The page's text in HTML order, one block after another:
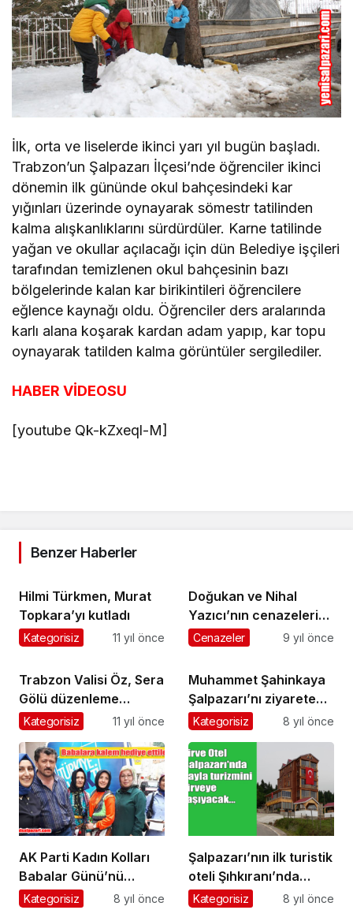
İlk, orta ve liselerde ikinci yarı yıl bugün başladı.
Trabzon’un Şalpazarı İlçesi’nde öğrenciler ikinci
dönemin ilk gününde okul bahçesindeki kar
yığınları üzerinde oynayarak sömestr tatilinden
kalma alışkanlıklarını sürdürdüler. Karne tatilinde
yağan ve okullar açılacağı için dün Belediye işçileri
tarafından temizlenen okul bahçesinin bazı
bölgelerinde kalan kar birikintileri öğrencilere
eğlence kaynağı oldu. Öğrenciler ders aralarında
karlı alana koşarak kardan adam yapıp, kar topu
oynayarak tatilden kalma görüntüler sergilediler.
HABER VİDEOSU
[youtube Qk-kZxeql-M]
Benzer Haberler
Hilmi Türkmen, Murat
Topkara’yı kutladı
Kategorisiz 11 yıl önce
Doğukan ve Nihal
Yazıcı’nın cenazeleri
Denizli’de toprağa
Cenazeler 9 yıl önce
Trabzon Valisi Öz, Sera
Gölü düzenleme
çalışmalarını inceledi
Kategorisiz 11 yıl önce
Muhammet Şahinkaya
Şalpazarı’nı ziyarete
geldi
Kategorisiz 8 yıl önce
AK Parti Kadın Kolları
Babalar Günü’nü
unutmadı
Kategorisiz 8 yıl önce
Şalpazarı’nın ilk turistik
oteli Şıhkıranı’nda
hizmete açıldı
Kategorisiz 8 yıl önce